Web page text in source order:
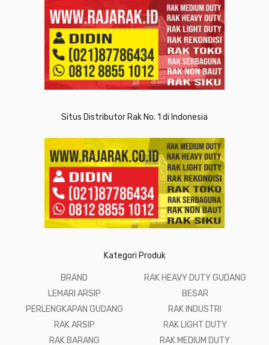
Situs Distributor Rak No. 1 di Indonesia
Kategori Produk
BRAND
LEMARI ARSIP
PERLENGKAPAN GUDANG
RAK ARSIP
RAK BARANG
RAK HEAVY DUTY GUDANG
BESAR
RAK INDUSTRI
RAK LIGHT DUTY
RAK MEDIUM DUTY